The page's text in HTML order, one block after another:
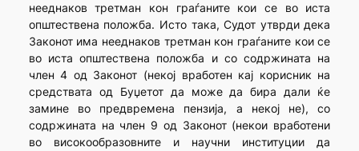
нееднаков третман кон граѓаните кои се во иста
општествена положба. Исто така, Судот утврди дека
Законот има нееднаков третман кон граѓаните кои се
во иста општествена положба и со содржината на
член 4 од Законот (некој вработен кај корисник на
средствата од Буџетот да може да бира дали ќе
замине во предвремена пензија, а некој не), со
содржината на член 9 од Законот (некои вработени
во високообразовните и научни институции да